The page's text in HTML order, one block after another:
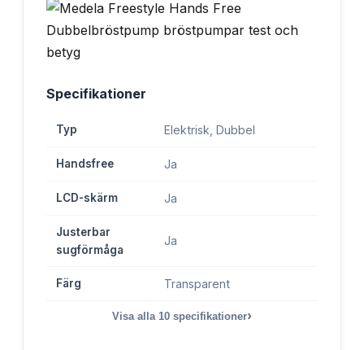
Specifikationer
Typ Elektrisk, Dubbel
Handsfree Ja
LCD-skärm Ja
Justerbar
sugförmåga
Ja
Färg Transparent
Visa alla 10 specifikationer›